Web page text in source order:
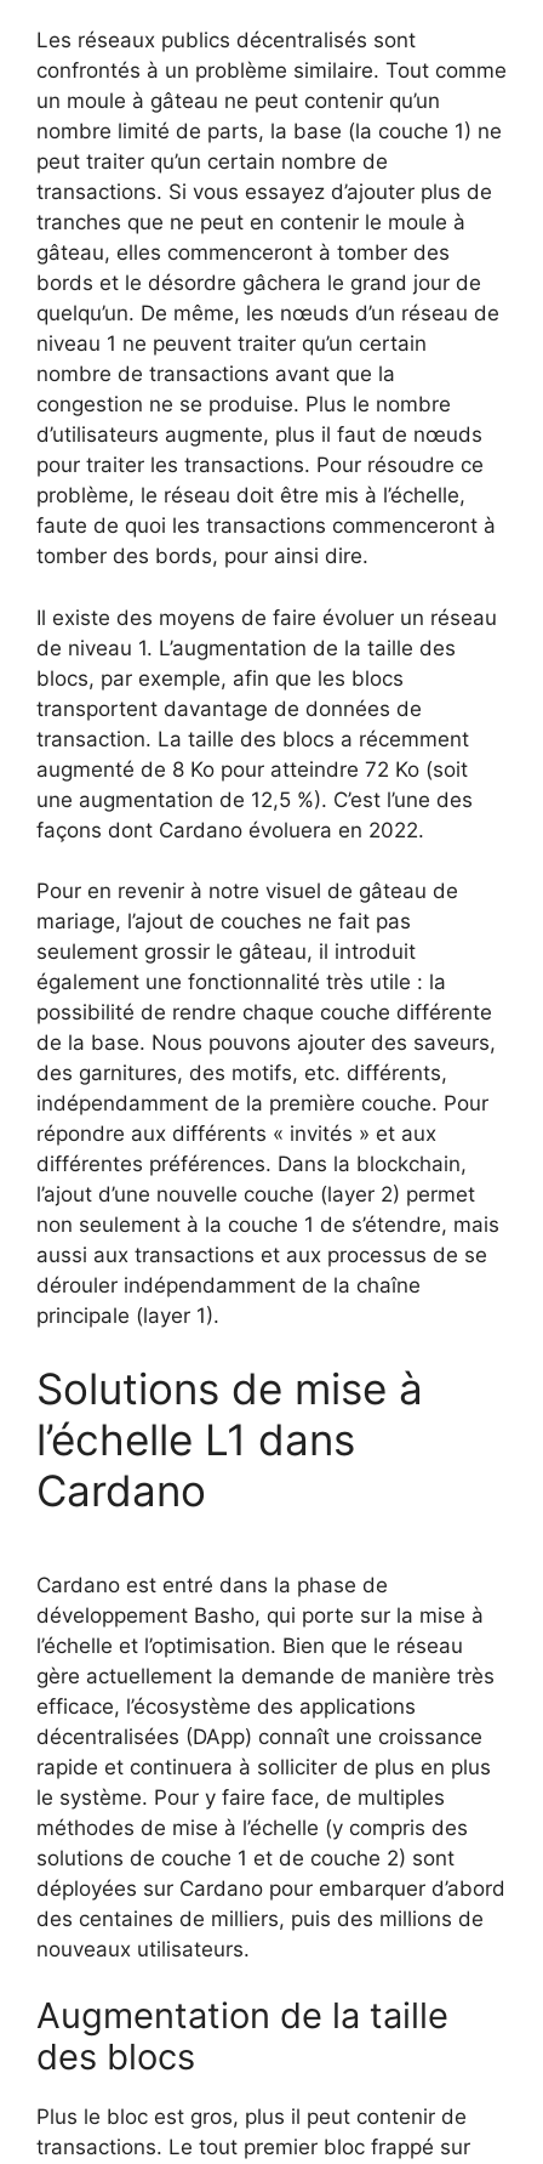
Les réseaux publics décentralisés sont
confrontés à un problème similaire. Tout comme
un moule à gâteau ne peut contenir qu’un
nombre limité de parts, la base (la couche 1) ne
peut traiter qu’un certain nombre de
transactions. Si vous essayez d’ajouter plus de
tranches que ne peut en contenir le moule à
gâteau, elles commenceront à tomber des
bords et le désordre gâchera le grand jour de
quelqu’un. De même, les nœuds d’un réseau de
niveau 1 ne peuvent traiter qu’un certain
nombre de transactions avant que la
congestion ne se produise. Plus le nombre
d’utilisateurs augmente, plus il faut de nœuds
pour traiter les transactions. Pour résoudre ce
problème, le réseau doit être mis à l’échelle,
faute de quoi les transactions commenceront à
tomber des bords, pour ainsi dire.
Il existe des moyens de faire évoluer un réseau
de niveau 1. L’augmentation de la taille des
blocs, par exemple, afin que les blocs
transportent davantage de données de
transaction. La taille des blocs a récemment
augmenté de 8 Ko pour atteindre 72 Ko (soit
une augmentation de 12,5 %). C’est l’une des
façons dont Cardano évoluera en 2022.
Pour en revenir à notre visuel de gâteau de
mariage, l’ajout de couches ne fait pas
seulement grossir le gâteau, il introduit
également une fonctionnalité très utile : la
possibilité de rendre chaque couche différente
de la base. Nous pouvons ajouter des saveurs,
des garnitures, des motifs, etc. différents,
indépendamment de la première couche. Pour
répondre aux différents « invités » et aux
différentes préférences. Dans la blockchain,
l’ajout d’une nouvelle couche (layer 2) permet
non seulement à la couche 1 de s’étendre, mais
aussi aux transactions et aux processus de se
dérouler indépendamment de la chaîne
principale (layer 1).
Solutions de mise à
l’échelle L1 dans
Cardano
Cardano est entré dans la phase de
développement Basho, qui porte sur la mise à
l’échelle et l’optimisation. Bien que le réseau
gère actuellement la demande de manière très
efficace, l’écosystème des applications
décentralisées (DApp) connaît une croissance
rapide et continuera à solliciter de plus en plus
le système. Pour y faire face, de multiples
méthodes de mise à l’échelle (y compris des
solutions de couche 1 et de couche 2) sont
déployées sur Cardano pour embarquer d’abord
des centaines de milliers, puis des millions de
nouveaux utilisateurs.
Augmentation de la taille
des blocs
Plus le bloc est gros, plus il peut contenir de
transactions. Le tout premier bloc frappé sur